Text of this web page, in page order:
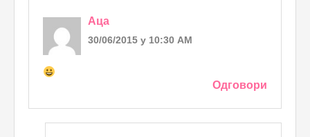
Аца
30/06/2015 у 10:30 AM
Одговори